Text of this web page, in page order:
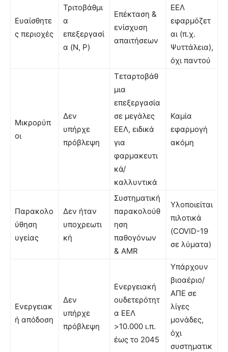
Ευαίσθητε
ς περιοχές
Τριτοβάθμι
α
επεξεργασί
α (N, P)
Επέκταση &
ενίσχυση
απαιτήσεων
ΕΕΛ
εφαρμόζετ
αι (π.χ.
Ψυττάλεια),
όχι παντού
Μικρορύπ
οι
Δεν
υπήρχε
πρόβλεψη
Τεταρτοβάθ
μια
επεξεργασία
σε μεγάλες
ΕΕΛ, ειδικά
για
φαρμακευτι
κά/
καλλυντικά
Καμία
εφαρμογή
ακόμη
Παρακολο
ύθηση
υγείας
Δεν ήταν
υποχρεωτι
κή
Συστηματική
παρακολούθ
ηση
παθογόνων
& AMR
Υλοποιείται
πιλοτικά
(COVID-19
σε λύματα)
Ενεργειακ
ή απόδοση
Δεν
υπήρχε
πρόβλεψη
Ενεργειακή
ουδετερότητ
α ΕΕΛ
>10.000 ι.π.
έως το 2045
Υπάρχουν
βιοαέριο/
ΑΠΕ σε
λίγες
μονάδες,
όχι
συστηματικ